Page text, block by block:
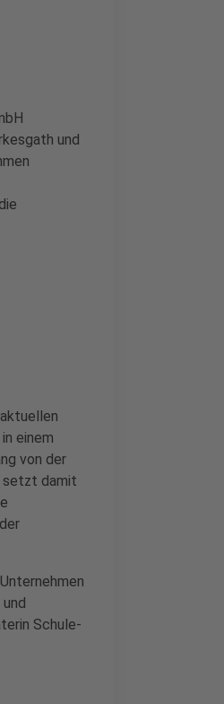
und
einem
von der
setzt damit
Schule-